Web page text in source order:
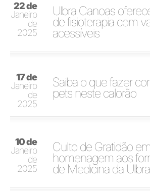
22 de
Janeiro
de
2025
Ulbra Canoas
de fisioterapia com
acessíveis
17 de
Janeiro
de
2025
Saiba o que fazer
pets neste calorão
10 de
Janeiro
de
2025
Culto de Gratidão em
homenagem aos
de Medicina da